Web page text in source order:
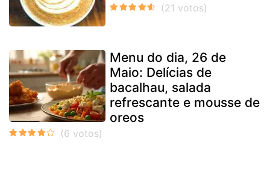
Menu do dia, 26 de
Maio: Delícias de
bacalhau, salada
refrescante e mousse de
oreos